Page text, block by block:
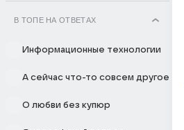
В ТОПЕ НА ОТВЕТАХ
Информационные технологии
А сейчас что-то совсем другое
О любви без купюр